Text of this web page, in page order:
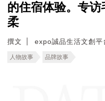
的住宿体验。专
柔
撰文 expo誠品生活文創平
人物故事 品牌故事